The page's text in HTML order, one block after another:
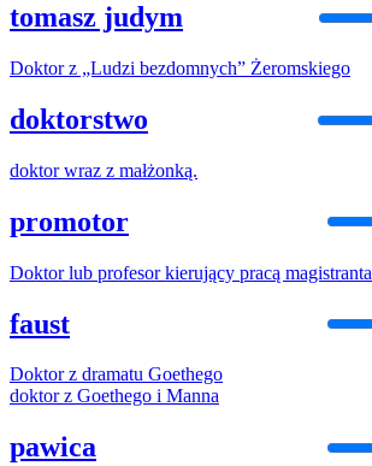
tomasz judym
Doktorz „Ludzi bezdomnych” Żeromskiego
doktorstwo
doktorwraz z małżonką.
promotor
Doktorlub profesor kierujący pracą magistranta
faust
Doktorz dramatu Goethego
doktorz Goethego i Manna
pawica